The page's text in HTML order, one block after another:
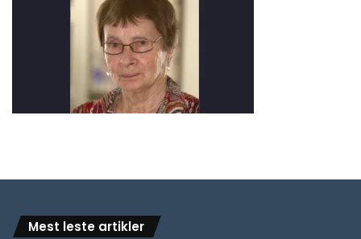
Mest leste artikler